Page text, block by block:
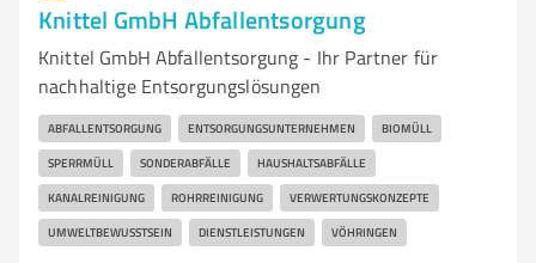
Knittel GmbH Abfallentsorgung
Knittel GmbH Abfallentsorgung - Ihr Partner für
nachhaltige Entsorgungslösungen
ABFALLENTSORGUNG ENTSORGUNGSUNTERNEHMEN BIOMÜLL
SPERRMÜLL SONDERABFÄLLE HAUSHALTSABFÄLLE
KANALREINIGUNG ROHRREINIGUNG VERWERTUNGSKONZEPTE
UMWELTBEWUSSTSEIN DIENSTLEISTUNGEN VÖHRINGEN